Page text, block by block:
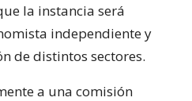
la instancia será
independiente y
de distintos sectores.
a una comisión